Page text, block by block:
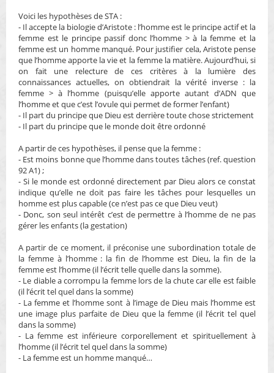
Voici les hypothèses de STA :
- Il accepte la biologie d’Aristote : l’homme est le principe actif et la
femme est le principe passif donc l’homme > à la femme et la
femme est un homme manqué. Pour justifier cela, Aristote pense
que l’homme apporte la vie et la femme la matière. Aujourd’hui, si
on fait une relecture de ces critères à la lumière des
connaissances actuelles, on obtiendrait la vérité inverse : la
femme > à l’homme (puisqu’elle apporte autant d’ADN que
l’homme et que c’est l’ovule qui permet de former l’enfant)
- Il part du principe que Dieu est derrière toute chose strictement
- Il part du principe que le monde doit être ordonné
A partir de ces hypothèses, il pense que la femme :
- Est moins bonne que l’homme dans toutes tâches (ref. question
92 A1) ;
- Si le monde est ordonné directement par Dieu alors ce constat
indique qu’elle ne doit pas faire les tâches pour lesquelles un
homme est plus capable (ce n’est pas ce que Dieu veut)
- Donc, son seul intérêt c’est de permettre à l’homme de ne pas
gérer les enfants (la gestation)
A partir de ce moment, il préconise une subordination totale de
la femme à l’homme : la fin de l’homme est Dieu, la fin de la
femme est l’homme (il l’écrit telle quelle dans la somme).
- Le diable a corrompu la femme lors de la chute car elle est faible
(il l’écrit tel quel dans la somme)
- La femme et l’homme sont à l’image de Dieu mais l’homme est
une image plus parfaite de Dieu que la femme (il l’écrit tel quel
dans la somme)
- La femme est inférieure corporellement et spirituellement à
l’homme (il l’écrit tel quel dans la somme)
- La femme est un homme manqué…